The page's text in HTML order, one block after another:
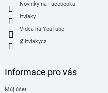
Novinky na Facebooku
itvlaky
Videa na YouTube
@itvlakycz
Informace pro vás
Můj účet